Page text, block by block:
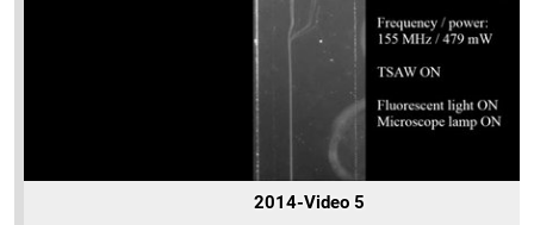
2014-Video 5